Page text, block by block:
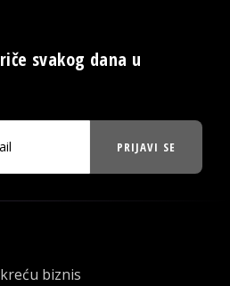
svakog dana u
PRIJAVI SE
biznis